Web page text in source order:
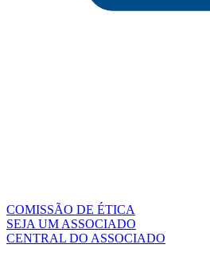
COMISSÃO DE ÉTICA
SEJA UM ASSOCIADO
CENTRAL DO ASSOCIADO